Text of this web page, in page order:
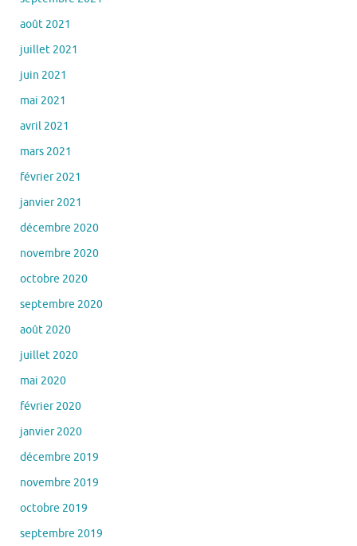
août 2021
juillet 2021
juin 2021
mai 2021
avril 2021
mars 2021
février 2021
janvier 2021
décembre 2020
novembre 2020
octobre 2020
septembre 2020
août 2020
juillet 2020
mai 2020
février 2020
janvier 2020
décembre 2019
novembre 2019
octobre 2019
septembre 2019